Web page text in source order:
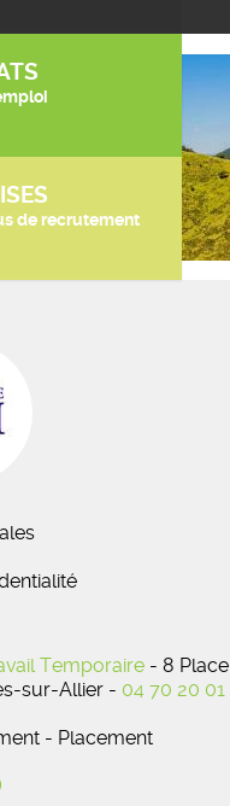
de recrutement
Temporaire- 8 Place
sur-Allier - 04 70 20 01
- Placement